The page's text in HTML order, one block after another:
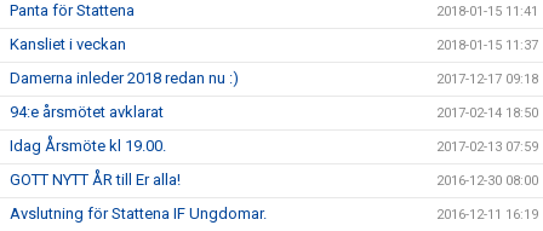
Panta för Stattena 2018-01-15 11:41
Kansliet i veckan 2018-01-15 11:37
Damerna inleder 2018 redan nu :) 2017-12-17 09:18
94:e årsmötet avklarat 2017-02-14 18:50
Idag Årsmöte kl 19.00. 2017-02-13 07:59
GOTT NYTT ÅR till Er alla! 2016-12-30 08:00
Avslutning för Stattena IF Ungdomar. 2016-12-11 16:19